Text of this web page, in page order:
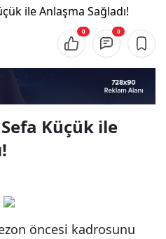
0 0
Küçük ile
öncesi kadrosunu